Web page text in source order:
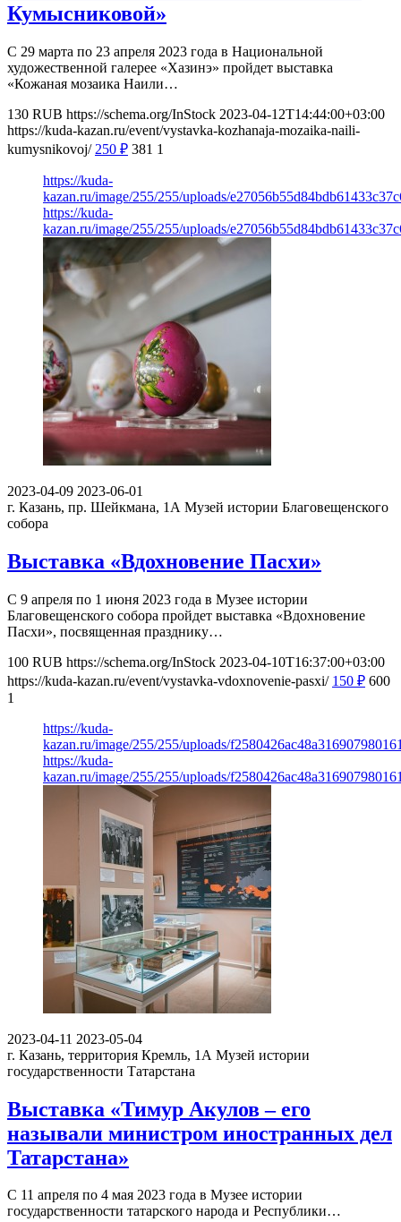
Кумысниковой»
С 29 марта по 23 апреля 2023 года в Национальной
художественной галерее «Хазинэ» пройдет выставка
«Кожаная мозаика Наили…
130 RUB https://schema.org/InStock 2023-04-12T14:44:00+03:00
https://kuda-kazan.ru/event/vystavka-kozhanaja-mozaika-naili-
kumysnikovoj/ 250 ₽ 381 1
https://kuda-
kazan.ru/image/255/255/uploads/
https://kuda-
kazan.ru/image/255/255/uploads/
2023-04-09 2023-06-01
г. Казань, пр. Шейкмана, 1А Музей истории Благовещенского
собора
Выставка «Вдохновение Пасхи»
С 9 апреля по 1 июня 2023 года в Музее истории
Благовещенского собора пройдет выставка «Вдохновение
Пасхи», посвященная празднику…
100 RUB https://schema.org/InStock 2023-04-10T16:37:00+03:00
https://kuda-kazan.ru/event/vystavka-vdoxnovenie-pasxi/ 150 ₽ 600
1
https://kuda-
kazan.ru/image/255/255/uploads/
https://kuda-
kazan.ru/image/255/255/uploads/
2023-04-11 2023-05-04
г. Казань, территория Кремль, 1А Музей истории
государственности Татарстана
Выставка «Тимур Акулов – его
называли министром иностранных дел
Татарстана»
С 11 апреля по 4 мая 2023 года в Музее истории
государственности татарского народа и Республики…